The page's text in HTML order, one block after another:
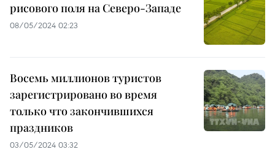
рисового поля на Северо-Западе
08/05/2024 02:23
Восемь миллионов туристов
зарегистрировано во время
только что закончившихся
праздников
03/05/2024 03:32